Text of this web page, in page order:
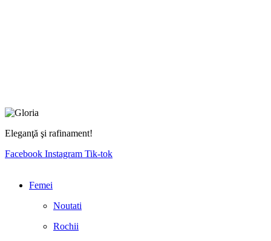
Eleganţă şi rafinament!
Facebook Instagram Tik-tok
Femei
Noutati
Rochii